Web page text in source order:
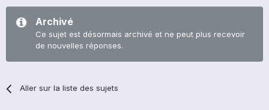
Archivé
Ce sujet est désormais archivé et ne peut plus recevoir
de nouvelles réponses.
Aller sur la liste des sujets